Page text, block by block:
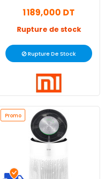
1 189,000 DT
Rupture de stock
Rupture De Stock
Promo